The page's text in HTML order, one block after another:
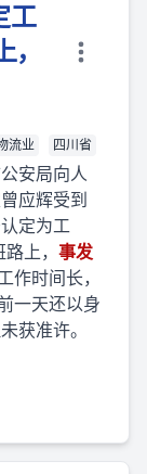
工
流业 四川省
安局向人
应辉受到
定为工
上， 事发
作时间长，
一天还以身
获准许。